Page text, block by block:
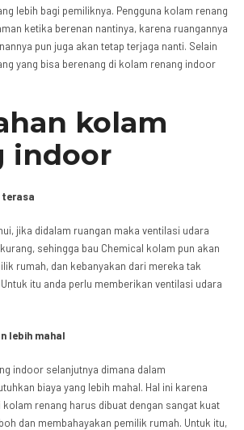
lebih bagi pemiliknya. Pengguna kolam renang
ketika berenan nantinya, karena ruangannya
pun juga akan tetap terjaga nanti. Selain
yang bisa berenang di kolam renang indoor
kolam
indoor
terasa
jika didalam ruangan maka ventilasi udara
sehingga bau Chemical kolam pun akan
rumah, dan kebanyakan dari mereka tak
itu anda perlu memberikan ventilasi udara
lebih mahal
indoor selanjutnya dimana dalam
biaya yang lebih mahal. Hal ini karena
renang harus dibuat dengan sangat kuat
dan membahayakan pemilik rumah. Untuk itu,